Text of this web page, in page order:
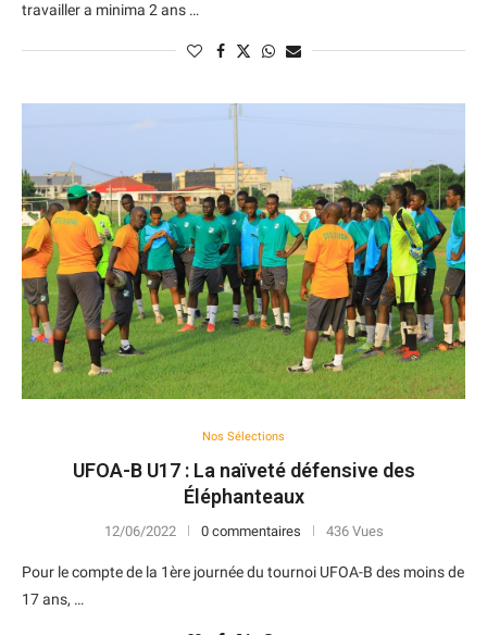
travailler a minima 2 ans …
Nos Sélections
UFOA-B U17 : La naïveté défensive des
Éléphanteaux
12/06/2022 0 commentaires 436 Vues
Pour le compte de la 1ère journée du tournoi UFOA-B des moins de
17 ans, …